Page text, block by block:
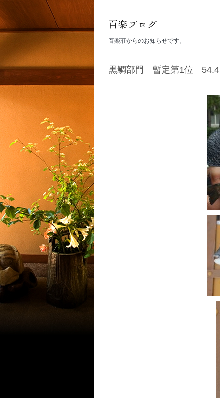
百楽荘からのお知らせです。
黒鯛部門 暫定第1位 54.4